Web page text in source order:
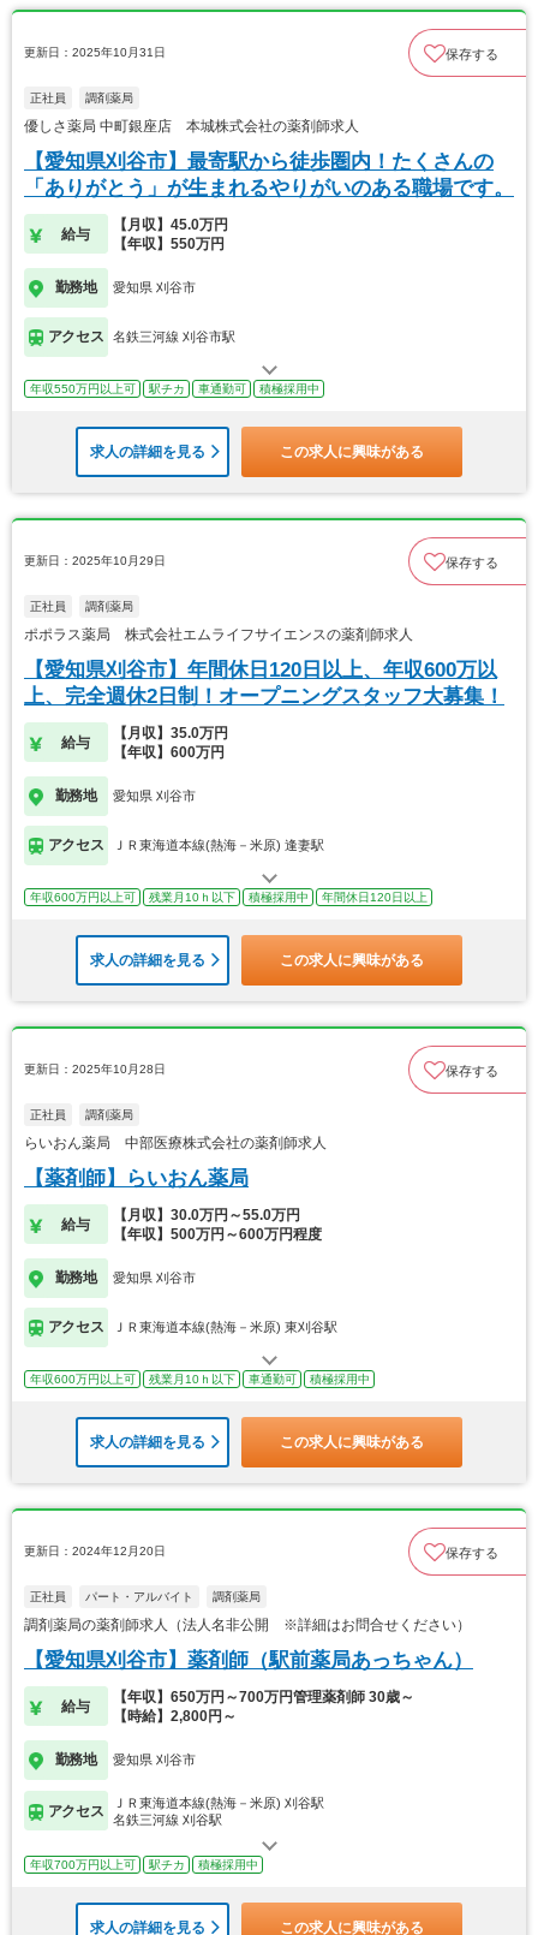
更新日：2025年10月31日 保存する
正社員 調剤薬局
優しさ薬局 中町銀座店 本城株式会社の薬剤師求人
【愛知県刈谷市】最寄駅から徒歩圏内！たくさんの
「ありがとう」が生まれるやりがいのある職場です。
給与
【月収】45.0万円
【年収】550万円
勤務地 愛知県 刈谷市
アクセス 名鉄三河線 刈谷市駅
年収550万円以上可 駅チカ 車通勤可 積極採用中
求人の詳細を見る この求人に興味がある
更新日：2025年10月29日 保存する
正社員 調剤薬局
ポポラス薬局 株式会社エムライフサイエンスの薬剤師求人
【愛知県刈谷市】年間休日120日以上、年収600万以
上、完全週休2日制！オープニングスタッフ大募集！
給与
【月収】35.0万円
【年収】600万円
勤務地 愛知県 刈谷市
アクセス ＪＲ東海道本線(熱海－米原) 逢妻駅
年収600万円以上可 残業月10ｈ以下 積極採用中 年間休日120日以上
求人の詳細を見る この求人に興味がある
更新日：2025年10月28日 保存する
正社員 調剤薬局
らいおん薬局 中部医療株式会社の薬剤師求人
【薬剤師】らいおん薬局
給与
【月収】30.0万円～55.0万円
【年収】500万円～600万円程度
勤務地 愛知県 刈谷市
アクセス ＪＲ東海道本線(熱海－米原) 東刈谷駅
年収600万円以上可 残業月10ｈ以下 車通勤可 積極採用中
求人の詳細を見る この求人に興味がある
更新日：2024年12月20日 保存する
正社員 パート・アルバイト 調剤薬局
調剤薬局の薬剤師求人（法人名非公開 ※詳細はお問合せください）
【愛知県刈谷市】薬剤師（駅前薬局あっちゃん）
給与
【年収】650万円～700万円管理薬剤師 30歳～
【時給】2,800円～
勤務地 愛知県 刈谷市
アクセス
ＪＲ東海道本線(熱海－米原) 刈谷駅
名鉄三河線 刈谷駅
年収700万円以上可 駅チカ 積極採用中
求人の詳細を見る この求人に興味がある